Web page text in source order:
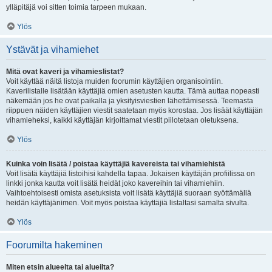
ylläpitäjä voi sitten toimia tarpeen mukaan.
Ylös
Ystävät ja vihamiehet
Mitä ovat kaveri ja vihamieslistat?
Voit käyttää näitä listoja muiden foorumin käyttäjien organisointiin.
Kaverilistalle lisätään käyttäjiä omien asetusten kautta. Tämä auttaa nopeasti
näkemään jos he ovat paikalla ja yksityisviestien lähettämisessä. Teemasta
riippuen näiden käyttäjien viestit saatetaan myös korostaa. Jos lisäät käyttäjän
vihamieheksi, kaikki käyttäjän kirjoittamat viestit piilotetaan oletuksena.
Ylös
Kuinka voin lisätä / poistaa käyttäjiä kavereista tai vihamiehistä
Voit lisätä käyttäjiä listoihisi kahdella tapaa. Jokaisen käyttäjän profiilissa on
linkki jonka kautta voit lisätä heidät joko kavereihin tai vihamiehiin.
Vaihtoehtoisesti omista asetuksista voit lisätä käyttäjiä suoraan syöttämällä
heidän käyttäjänimen. Voit myös poistaa käyttäjiä listaltasi samalta sivulta.
Ylös
Foorumilta hakeminen
Miten etsin alueelta tai alueilta?